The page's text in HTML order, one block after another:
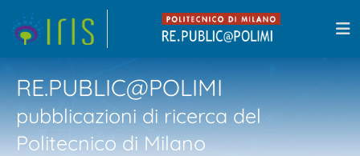
RE.PUBLIC@POLIMI
pubblicazioni di ricerca del
Politecnico di Milano